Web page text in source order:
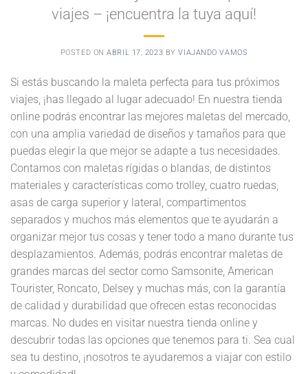
viajes – ¡encuentra la tuya aquí!
POSTED ONABRIL 17, 2023 BYVIAJANDO VAMOS
Si estás buscando la maleta perfecta para tus próximos
viajes, ¡has llegado al lugar adecuado! En nuestra tienda
online podrás encontrar las mejores maletas del mercado,
con una amplia variedad de diseños y tamaños para que
puedas elegir la que mejor se adapte a tus necesidades.
Contamos con maletas rígidas o blandas, de distintos
materiales y características como trolley, cuatro ruedas,
asas de carga superior y lateral, compartimentos
separados y muchos más elementos que te ayudarán a
organizar mejor tus cosas y tener todo a mano durante tus
desplazamientos. Además, podrás encontrar maletas de
grandes marcas del sector como Samsonite, American
Tourister, Roncato, Delsey y muchas más, con la garantía
de calidad y durabilidad que ofrecen estas reconocidas
marcas. No dudes en visitar nuestra tienda online y
descubrir todas las opciones que tenemos para ti. Sea cual
sea tu destino, ¡nosotros te ayudaremos a viajar con estilo